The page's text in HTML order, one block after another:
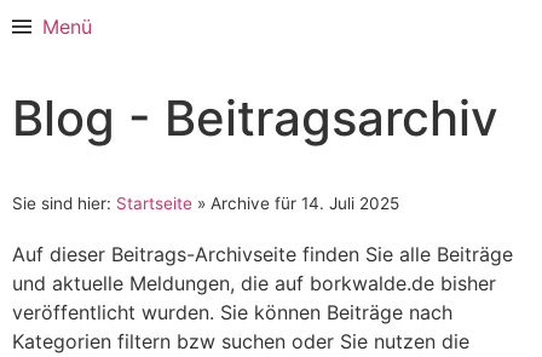
Menü
Blog - Beitragsarchiv
Sie sind hier: Startseite » Archive für 14. Juli 2025
Auf dieser Beitrags-Archivseite finden Sie alle Beiträge
und aktuelle Meldungen, die auf borkwalde.de bisher
veröffentlicht wurden. Sie können Beiträge nach
Kategorien filtern bzw suchen oder Sie nutzen die